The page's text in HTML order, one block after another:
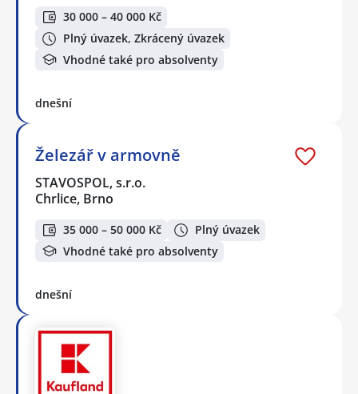
30 000 – 40 000 Kč
Plný úvazek, Zkrácený úvazek
Vhodné také pro absolventy
dnešní
Železář v armovně
STAVOSPOL, s.r.o.
Chrlice, Brno
35 000 – 50 000 Kč
Plný úvazek
Vhodné také pro absolventy
dnešní